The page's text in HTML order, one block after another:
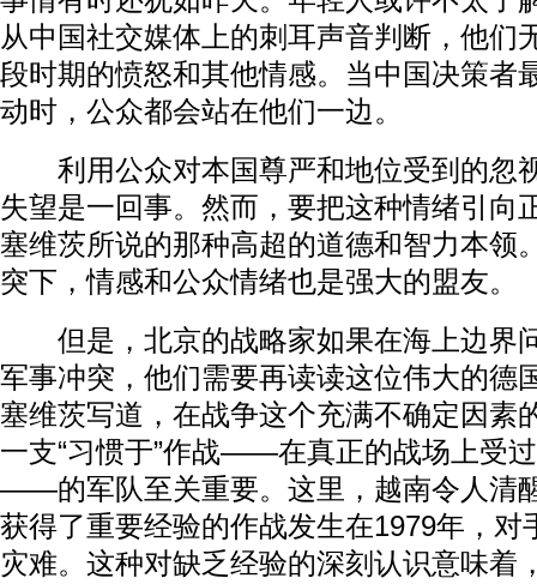
从中国社交媒体上的刺耳声音判断，他们
段时期的愤怒和其他情感。当中国决策者
动时，公众都会站在他们一边。
利用公众对本国尊严和地位受到的忽
失望是一回事。然而，要把这种情绪引向
塞维茨所说的那种高超的道德和智力本领
突下，情感和公众情绪也是强大的盟友。
但是，北京的战略家如果在海上边界
军事冲突，他们需要再读读这位伟大的德
塞维茨写道，在战争这个充满不确定因素
一支“习惯于”作战——在真正的战场上受
——的军队至关重要。这里，越南令人清
获得了重要经验的作战发生在1979年，对
灾难。这种对缺乏经验的深刻认识意味着